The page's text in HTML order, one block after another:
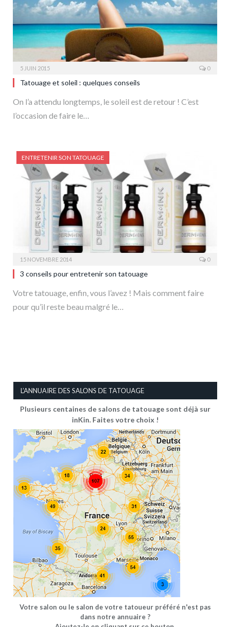
5 JUIN 2015 0
Tatouage et soleil : quelques conseils
On l’a attendu longtemps, le soleil est de retour ! C’est
l’occasion de faire le…
ENTRETENIR SON TATOUAGE
15 NOVEMBRE 2014 0
3 conseils pour entretenir son tatouage
Votre tatouage, enfin, vous l’avez ! Mais comment faire
pour qu’il reste beau malgré le…
L’ANNUAIRE DES SALONS DE TATOUAGE
Plusieurs centaines de salons de tatouage sont déjà sur
inKin. Faites votre choix !
Votre salon ou le salon de votre tatoueur préféré n'est pas
dans notre annuaire ?